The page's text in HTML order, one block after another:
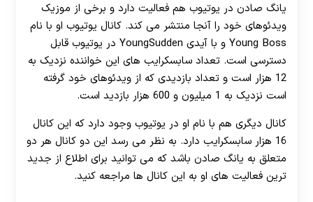
یانگ صادن در یوتیوب هم فعالیت دارد و برخی از موزیک
ویدئوهای خود را آنجا منتشر می کند. کانال یوتیوب او با نام
Young Boss و با آیدی YoungSudden در یوتیوب قابل
دسترسی است. تعداد سابسکرایب های این خواننده نزدیک به
12 هزار است و تعداد بازدیدی که از ویدئوهای خود گرفته
است نزدیک به 1 میلیون و 600 هزار بازدید است.
کانال دیگری هم با نام او در یوتیوب وجود دارد که این کانال
16 هزار سابسکرایب دارد. به نظر می رسد این دو کانال هر دو
متعلق به یانگ صادن باشد که می توانید برای اطلاع از جدید
ترین فعالیت های او به این کانال ها مراجعه کنید.